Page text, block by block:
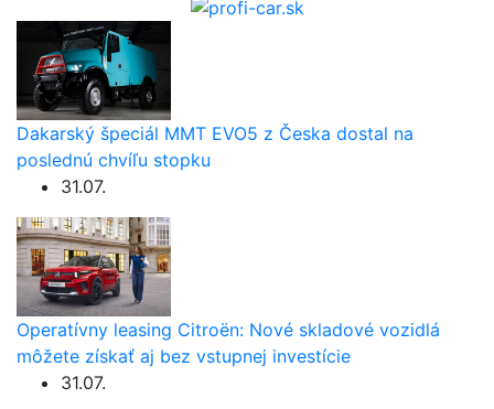
Dakarský špeciál MMT EVO5 z Česka dostal na
poslednú chvíľu stopku
31.07.
Operatívny leasing Citroën: Nové skladové vozidlá
môžete získať aj bez vstupnej investície
31.07.